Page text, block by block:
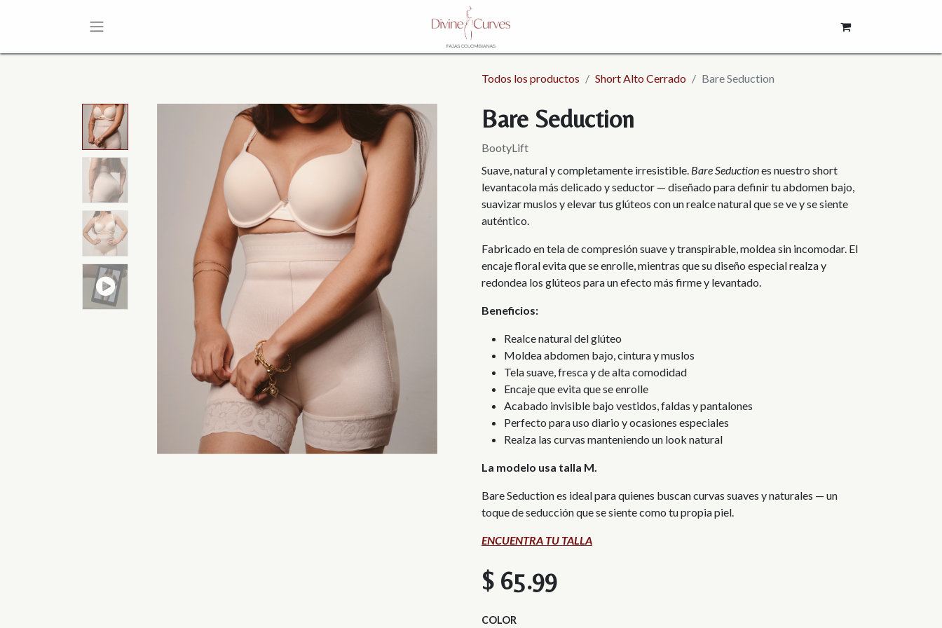
Todos los productos Short Alto Cerrado Bare Seduction
Bare Seduction
BootyLift
Suave, natural y completamente irresistible. Bare Seductiones nuestro short
levantacola más delicado y seductor — diseñado para definir tu abdomen bajo,
suavizar muslos y elevar tus glúteos con un realce natural que se ve y se siente
auténtico.
Fabricado en tela de compresión suave y transpirable, moldea sin incomodar. El
encaje floral evita que se enrolle, mientras que su diseño especial realza y
redondea los glúteos para un efecto más firme y levantado.
Beneficios:
Realce natural del glúteo
Moldea abdomen bajo, cintura y muslos
Tela suave, fresca y de alta comodidad
Encaje que evita que se enrolle
Acabado invisible bajo vestidos, faldas y pantalones
Perfecto para uso diario y ocasiones especiales
Realza las curvas manteniendo un look natural
La modelo usa talla M.
Bare Seduction es ideal para quienes buscan curvas suaves y naturales — un
toque de seducción que se siente como tu propia piel.
ENCUENTRA TU TALLA
$ 65.99
COLOR